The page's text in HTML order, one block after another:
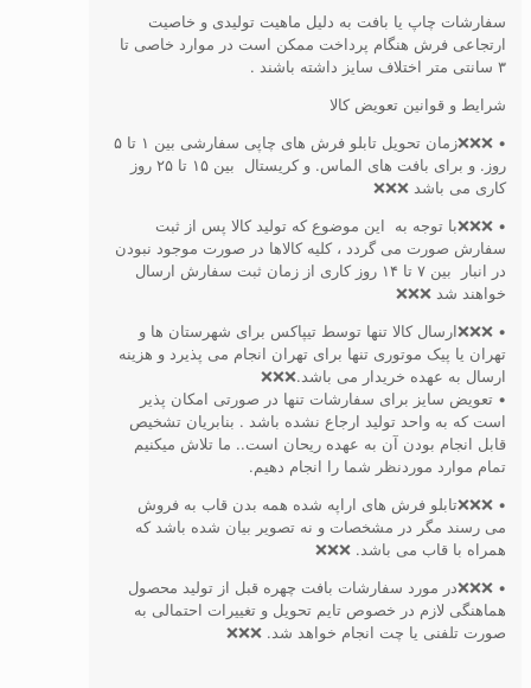
سفارشات چاپ یا بافت به دلیل ماهیت تولیدی و خاصیت
ارتجاعی فرش هنگام پرداخت ممکن است در موارد خاصی تا
۳ سانتی متر اختلاف سایز داشته باشند .
شرایط و قوانین تعویض کالا
• ❌❌❌زمان تحویل تابلو فرش های چاپی سفارشی بین ۱ تا ۵
روز. و برای بافت های الماس. و کریستال بین ۱۵ تا ۲۵ روز
کاری می باشد ❌❌❌
• ❌❌❌با توجه به این موضوع که تولید کالا پس از ثبت
سفارش صورت می گردد ، کلیه کالاها در صورت موجود نبودن
در انبار بین ۷ تا ۱۴ روز کاری از زمان ثبت سفارش ارسال
خواهند شد ❌❌❌
• ❌❌❌ارسال کالا تنها توسط تیپاکس برای شهرستان ها و
تهران یا پیک موتوری تنها برای تهران انجام می پذیرد و هزینه
ارسال به عهده خریدار می باشد.❌❌❌
• تعویض سایز برای سفارشات تنها در صورتی امکان پذیر
است که به واحد تولید ارجاع نشده باشد . بنابریان تشخیص
قابل انجام بودن آن به عهده ریحان است.. ما تلاش میکنیم
تمام موارد موردنظر شما را انجام دهیم.
• ❌❌❌تابلو فرش های اراپه شده همه بدن قاب به فروش
می رسند مگر در مشخصات و نه تصویر بیان شده باشد که
همراه با قاب می باشد. ❌❌❌
• ❌❌❌در مورد سفارشات بافت چهره قبل از تولید محصول
هماهنگی لازم در خصوص تایم تحویل و تغییرات احتمالی به
صورت تلفنی یا چت انجام خواهد شد. ❌❌❌